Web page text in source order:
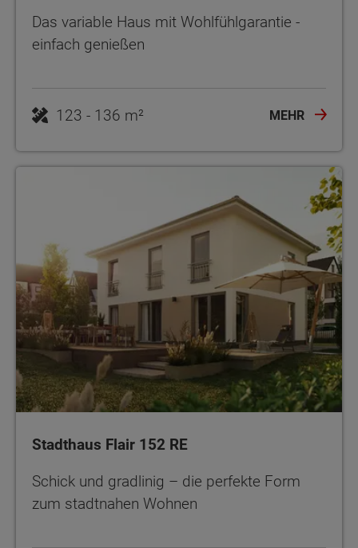
Das variable Haus mit Wohlfühlgarantie -
einfach genießen
123 - 136 m² MEHR
Stadthaus Flair 152 RE
Schick und gradlinig – die perfekte Form
zum stadtnahen Wohnen